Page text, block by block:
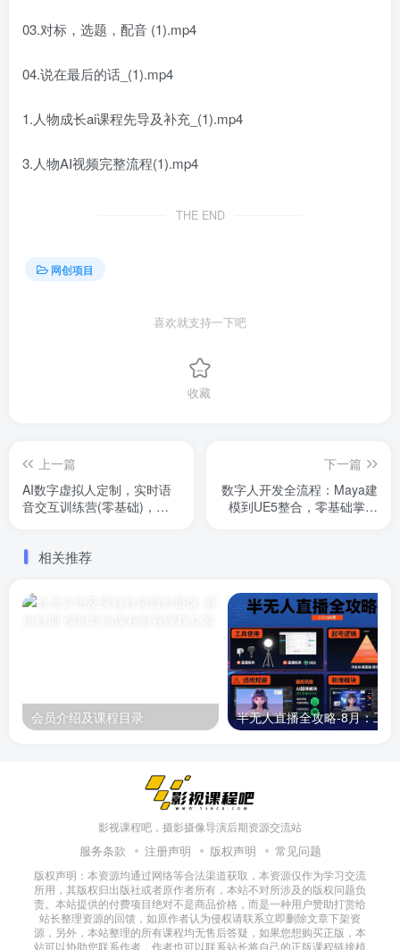
03.对标，选题，配音 (1).mp4
04.说在最后的话_(1).mp4
1.人物成长ai课程先导及补充_(1).mp4
3.人物AI视频完整流程(1).mp4
THE END
网创项目
喜欢就支持一下吧
收藏
上一篇
AI数字虚拟人定制，实时语
音交互训练营(零基础)，前
下一篇
数字人开发全流程：Maya建
模到UE5整合，零基础掌握
相关推荐
会员介绍及课程目录
影视课程吧，摄影摄像导演后期资源交流站
服务条款 注册声明 版权声明 常见问题
版权声明：本资源均通过网络等合法渠道获取，本资源仅作为学习交流
所用，其版权归出版社或者原作者所有，本站不对所涉及的版权问题负
责。本站提供的付费项目绝对不是商品价格，而是一种用户赞助打赏给
站长整理资源的回馈，如原作者认为侵权请联系立即删除文章下架资
源，另外，本站整理的所有课程均无售后答疑，如果您想购买正版，本
站可以协助您联系作者，作者也可以联系站长将自己的正版课程链接植